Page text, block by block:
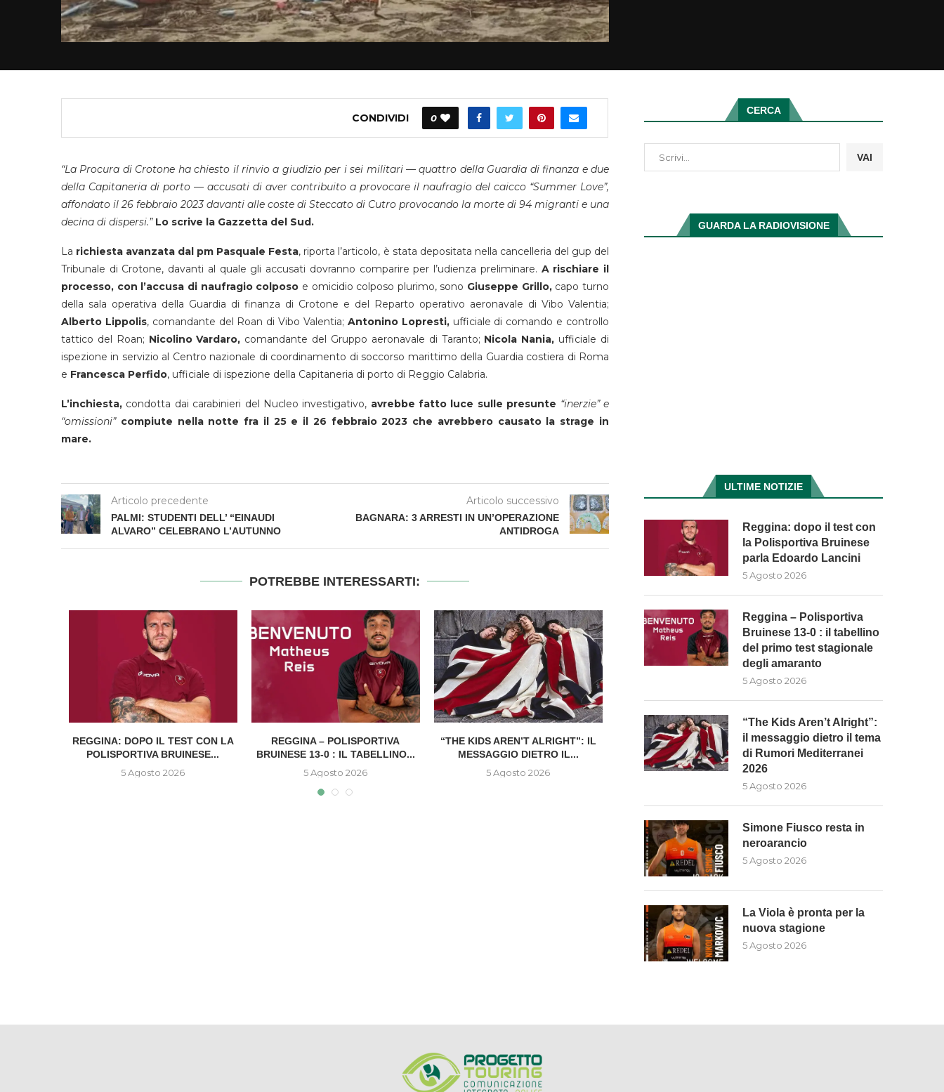
CONDIVIDI 0
“La Procura di Crotone ha chiesto il rinvio a giudizio per i sei militari — quattro della Guardia di finanza e due
della Capitaneria di porto — accusati di aver contribuito a provocare il naufragio del caicco “Summer Love”,
affondato il 26 febbraio 2023 davanti alle coste di Steccato di Cutro provocando la morte di 94 migranti e una
decina di dispersi.” Lo scrive la Gazzetta del Sud.
La richiesta avanzata dal pm Pasquale Festa, riporta l’articolo, è stata depositata nella cancelleria del gup del
Tribunale di Crotone, davanti al quale gli accusati dovranno comparire per l’udienza preliminare. A rischiare il
processo, con l’accusa di naufragio colposo e omicidio colposo plurimo, sono Giuseppe Grillo,capo turno
della sala operativa della Guardia di finanza di Crotone e del Reparto operativo aeronavale di Vibo Valentia;
Alberto Lippolis, comandante del Roan di Vibo Valentia; Antonino Lopresti,ufficiale di comando e controllo
tattico del Roan; Nicolino Vardaro, comandante del Gruppo aeronavale di Taranto; Nicola Nania, ufficiale di
ispezione in servizio al Centro nazionale di coordinamento di soccorso marittimo della Guardia costiera di Roma
e Francesca Perfido, ufficiale di ispezione della Capitaneria di porto di Reggio Calabria.
L’inchiesta, condotta dai carabinieri del Nucleo investigativo, avrebbe fatto luce sulle presunte “inerzie” e
“omissioni” compiute nella notte fra il 25 e il 26 febbraio 2023 che avrebbero causato la strage in
mare.
Articolo precedente
PALMI: STUDENTI DELL’ “EINAUDI
ALVARO” CELEBRANO L’AUTUNNO
Articolo successivo
BAGNARA: 3 ARRESTI IN UN’OPERAZIONE
ANTIDROGA
POTREBBE INTERESSARTI:
REGGINA: DOPO IL TEST CON LA
POLISPORTIVA BRUINESE...
5 Agosto 2026
REGGINA – POLISPORTIVA
BRUINESE 13-0 : IL TABELLINO...
5 Agosto 2026
“THE KIDS AREN’T ALRIGHT”: IL
MESSAGGIO DIETRO IL...
5 Agosto 2026
SIMONE FIUSCO RESTA IN
NEROARANCIO
5 Agosto 2026
LA VIOLA È PRONTA PER
NUOVA STAGIONE
CERCA
VAI
GUARDA LA RADIOVISIONE
ULTIME NOTIZIE
Reggina: dopo il test con
la Polisportiva Bruinese
parla Edoardo Lancini
5 Agosto 2026
Reggina – Polisportiva
Bruinese 13-0 : il tabellino
del primo test stagionale
degli amaranto
5 Agosto 2026
“The Kids Aren’t Alright”:
il messaggio dietro il tema
di Rumori Mediterranei
2026
5 Agosto 2026
Simone Fiusco resta in
neroarancio
5 Agosto 2026
La Viola è pronta per la
nuova stagione
5 Agosto 2026